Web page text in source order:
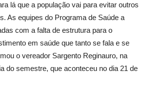
lá que a população vai para evitar outros
As equipes do Programa de Saúde a
com a falta de estrutura para o
em saúde que tanto se fala e se
o vereador Sargento Reginauro, na
do semestre, que aconteceu no dia 21 de